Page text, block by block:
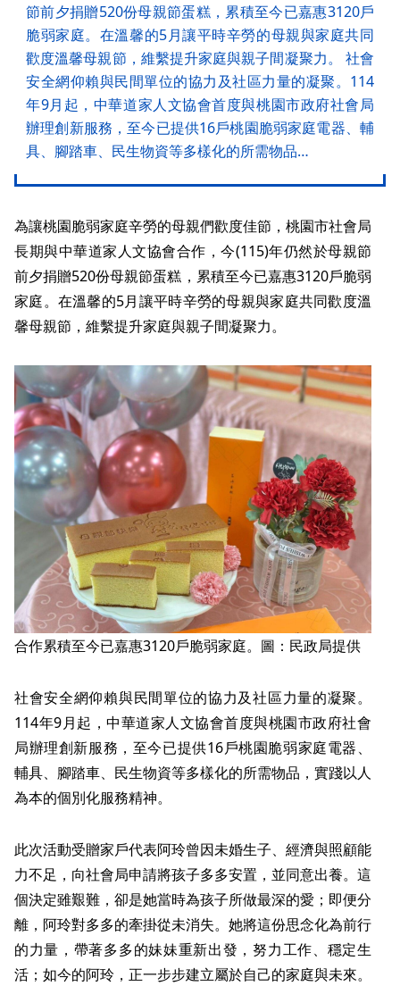
節前夕捐贈520份母親節蛋糕，累積至今已嘉惠3120戶
脆弱家庭。在溫馨的5月讓平時辛勞的母親與家庭共同
歡度溫馨母親節，維繫提升家庭與親子間凝聚力。 社會
安全網仰賴與民間單位的協力及社區力量的凝聚。114
年9月起，中華道家人文協會首度與桃園市政府社會局
辦理創新服務，至今已提供16戶桃園脆弱家庭電器、輔
具、腳踏車、民生物資等多樣化的所需物品…
為讓桃園脆弱家庭辛勞的母親們歡度佳節，桃園市社會局
長期與中華道家人文協會合作，今(115)年仍然於母親節
前夕捐贈520份母親節蛋糕，累積至今已嘉惠3120戶脆弱
家庭。在溫馨的5月讓平時辛勞的母親與家庭共同歡度溫
馨母親節，維繫提升家庭與親子間凝聚力。
合作累積至今已嘉惠3120戶脆弱家庭。圖：民政局提供
社會安全網仰賴與民間單位的協力及社區力量的凝聚。
114年9月起，中華道家人文協會首度與桃園市政府社會
局辦理創新服務，至今已提供16戶桃園脆弱家庭電器、
輔具、腳踏車、民生物資等多樣化的所需物品，實踐以人
為本的個別化服務精神。
此次活動受贈家戶代表阿玲曾因未婚生子、經濟與照顧能
力不足，向社會局申請將孩子多多安置，並同意出養。這
個決定雖艱難，卻是她當時為孩子所做最深的愛；即便分
離，阿玲對多多的牽掛從未消失。她將這份思念化為前行
的力量，帶著多多的妹妹重新出發，努力工作、穩定生
活；如今的阿玲，正一步步建立屬於自己的家庭與未來。